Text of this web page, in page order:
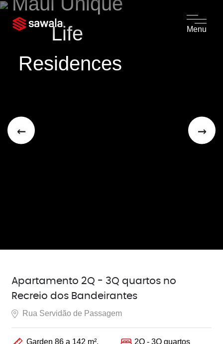
Menu
← →
Life
Residences
Apartamento 2Q - 3Q quartos no
Recreio dos Bandeirantes
Rua Servidão de Passagem
Garden 86 a 142 m²,
2Q - 3Q quartos